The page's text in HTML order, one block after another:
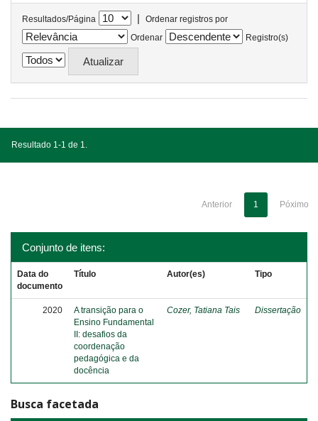
Resultados/Página |
Ordenar registros por
Ordenar
Registro(s)
Resultado 1-1 de 1.
Anterior 1 Póximo
Conjunto de itens:
Data do
documento
Título Autor(es) Tipo
2020
A transição para o
Ensino Fundamental
II: desafios da
coordenação
pedagógica e da
docência
Cozer, Tatiana Tais Dissertação
Busca facetada